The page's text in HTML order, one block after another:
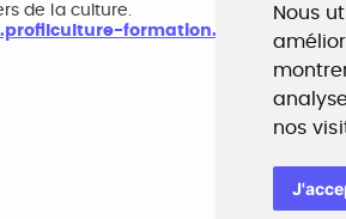
Nous
nos
de la culture.
formation.com